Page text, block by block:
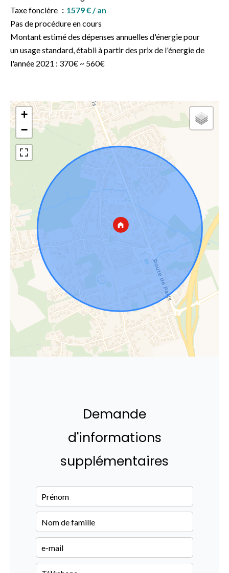
Taxe foncière
1579 € / an
Pas de procédure en cours
Montant estimé des dépenses annuelles d'énergie pour
un usage standard, établi à partir des prix de l'énergie de
l'année 2021 : 370€ ~ 560€
+
−
Demande
d'informations
supplémentaires